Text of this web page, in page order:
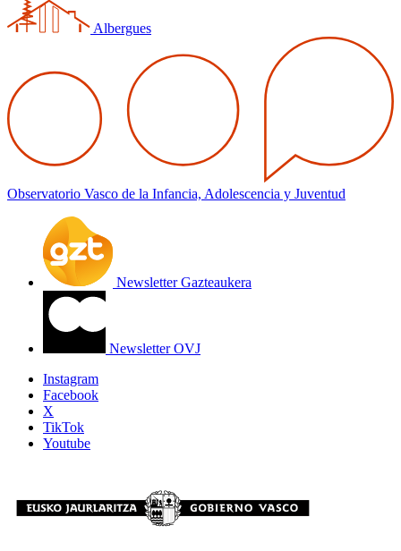
Albergues
Observatorio Vasco de la Infancia, Adolescencia y Juventud
Newsletter Gazteaukera
Newsletter OVJ
Instagram
Facebook
X
TikTok
Youtube